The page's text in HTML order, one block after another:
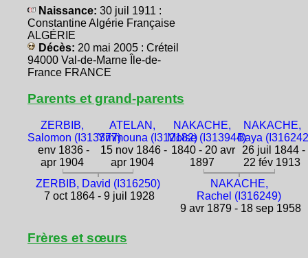
Naissance: 30 juil 1911 :
Constantine Algérie Française
ALGÉRIE
Décès: 20 mai 2005 : Créteil
94000 Val-de-Marne Île-de-
France FRANCE
Parents et grand-parents
ZERBIB,
Salomon (I313377)
env 1836 -
apr 1904
ATELAN,
Ymmouna (I312182)
15 nov 1846 -
apr 1904
NAKACHE,
Moïse (I313944)
1840 - 20 avr
1897
NAKACHE,
Baya
26 juil 1844 -
22 fév 1913
ZERBIB, David (I316250)
7 oct 1864 - 9 juil 1928
NAKACHE,
Rachel (I316249)
9 avr 1879 - 18 sep 1958
Frères et sœurs